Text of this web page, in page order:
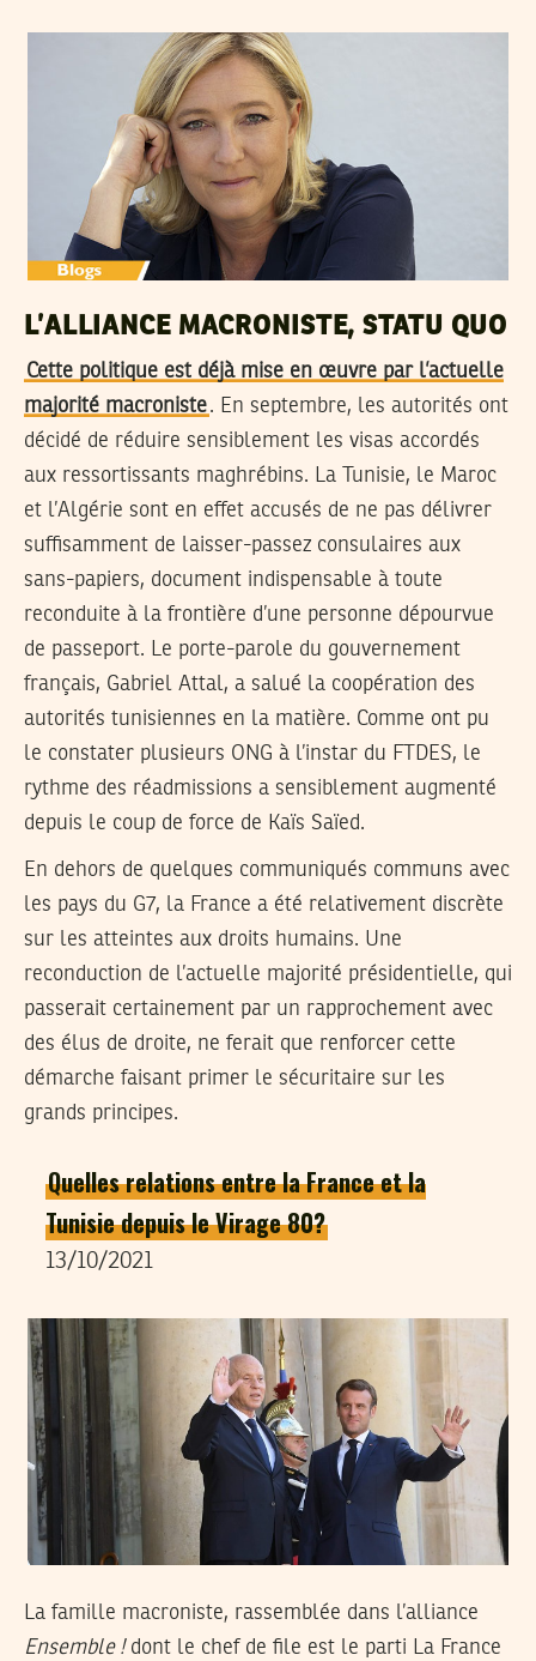
L’ALLIANCE MACRONISTE, STATU QUO
Cette politique est déjà mise en œuvre par l’actuelle
majorité macroniste. En septembre, les autorités ont
décidé de réduire sensiblement les visas accordés
aux ressortissants maghrébins. La Tunisie, le Maroc
et l’Algérie sont en effet accusés de ne pas délivrer
suffisamment de laisser-passez consulaires aux
sans-papiers, document indispensable à toute
reconduite à la frontière d’une personne dépourvue
de passeport. Le porte-parole du gouvernement
français, Gabriel Attal, a salué la coopération des
autorités tunisiennes en la matière. Comme ont pu
le constater plusieurs ONG à l’instar du FTDES, le
rythme des réadmissions a sensiblement augmenté
depuis le coup de force de Kaïs Saïed.
En dehors de quelques communiqués communs avec
les pays du G7, la France a été relativement discrète
sur les atteintes aux droits humains. Une
reconduction de l’actuelle majorité présidentielle, qui
passerait certainement par un rapprochement avec
des élus de droite, ne ferait que renforcer cette
démarche faisant primer le sécuritaire sur les
grands principes.
Quelles relations entre la France et la
Tunisie depuis le Virage 80?
13/10/2021
La famille macroniste, rassemblée dans l’alliance
Ensemble !dont le chef de file est le parti La France